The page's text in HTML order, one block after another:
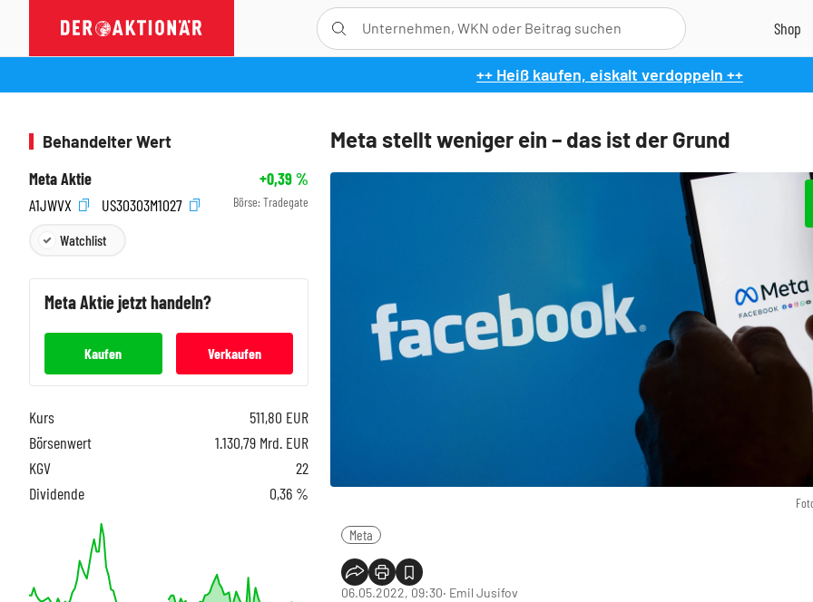
++ Heiß kaufen, eiskalt verdoppeln ++
Meta stellt weniger ein – das ist der Grund
Meta
06.05.2022, 09:30‧ Emil Jusifov
Behandelter Wert
Meta Aktie
+0,39%
A1JWVX
US30303M1027 Börse: Tradegate
Watchlist
MetaAktie jetzt handeln?
Kaufen Verkaufen
Kurs 511,80 EUR
Börsenwert
1.130,79 Mrd. EUR
KGV
22
Dividende
0,36 %